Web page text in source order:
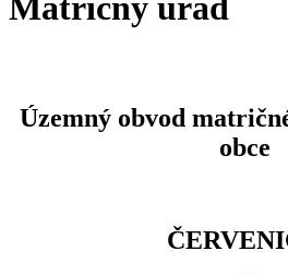
Matričný úrad
Územný obvod
obce